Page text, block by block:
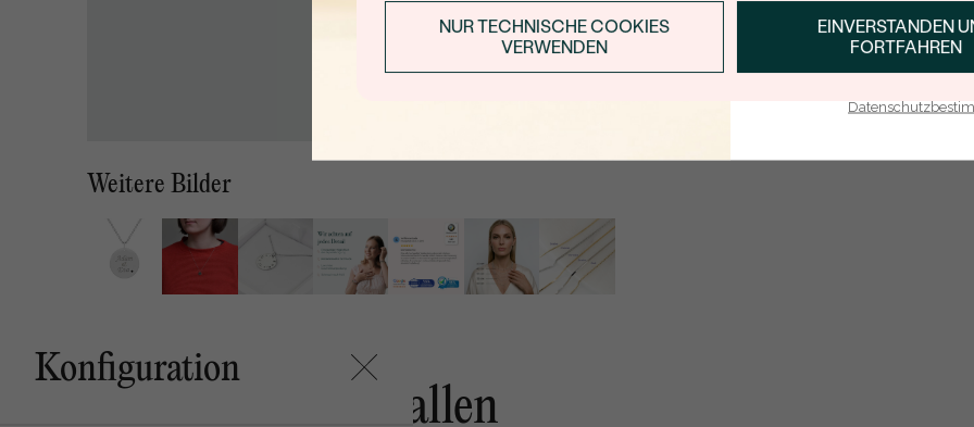
EINVERSTANDEN
FORTFAHREN
NUR TECHNISCHE COOKIES
VERWENDEN
Weitere Bilder
Konfiguration
Das könnte Ihnen gefallen
ANMELDEN &
E-Mail-Adresse je bei uns in